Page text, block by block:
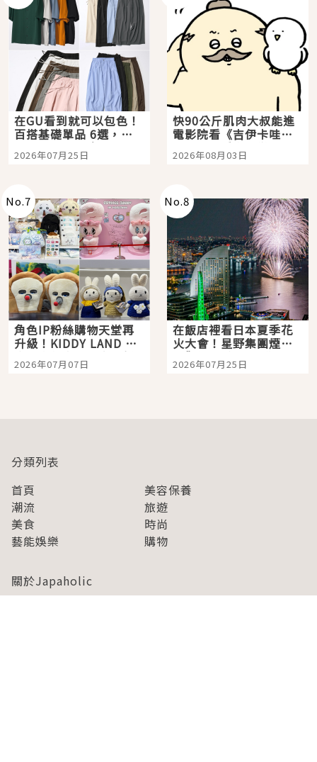
在GU看到就可以包色！
百搭基礎單品 6選，閉
眼全收也不心疼
2026年07月25日
快90公斤肌肉大叔能進
電影院看《吉伊卡哇》
嗎？日本重金屬樂團
「打首」會長與nagano
2026年08月03日
No.7
角色IP粉絲購物天堂再
升級！KIDDY LAND 原
宿店吉伊卡哇迎客，新
開幕 OMOKADO 店3分
2026年07月07日
No.8
在飯店裡看日本夏季花
火大會！星野集團煙火
景觀飯店6選，讓你不用
人擠人悠閒欣賞
2026年07月25日
分類列表
首頁
美容保養
潮流
旅遊
美食
時尚
藝能娛樂
購物
關於Japaholic